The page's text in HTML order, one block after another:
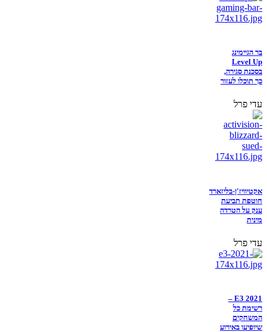
בר הגיימינג
Level Up
בסכנת סגירה,
כך תוכלו לעזור
עדי פרל
אקטיוויז'ן-בליזארד
חוטפת תביעת
ענק על הטרדה
מינית
עדי פרל
E3 2021 –
רשימת כל
המשחקים
שיופיעו באירוע